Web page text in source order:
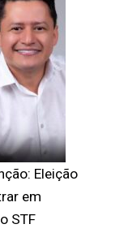
Eleição
em
STF